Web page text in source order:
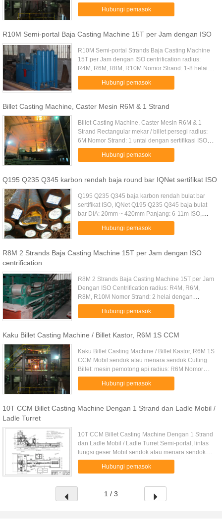
sertifikasi ISO Deskripsi: 1. Dasar siaga parameter
teknis: Radius mesin ...
Hubungi pemasok
R10M Semi-portal Baja Casting Machine 15T per Jam dengan ISO
R10M Semi-portal Strands Baja Casting Machine
15T per Jam dengan ISO centrification radius:
R4M, R6M, R8M, R10M Nomor Strand: 1-8 helai
dengan sertifikasi ISO desain canggih operasi
yang aman Deskripsi: 1. ...
Hubungi pemasok
Billet Casting Machine, Caster Mesin R6M & 1 Strand
Billet Casting Machine, Caster Mesin R6M & 1
Strand Rectangular mekar / billet persegi radius:
6M Nomor Strand: 1 untai dengan sertifikasi ISO
Kami dapat menghasilkan kualitas tinggi mesin
pengecoran kontinyu ...
Hubungi pemasok
Q195 Q235 Q345 karbon rendah baja round bar IQNet sertifikat ISO
Q195 Q235 Q345 baja karbon rendah bulat bar
sertifikat ISO, IQNet Q195 Q235 Q345 baja bulat
bar DIA: 20mm ~ 420mm Panjang: 6-11m ISO,
sertifikat IQNet Sertifikat mutu pasokan 1. kualitas
tinggi bar baja bulat: ...
Hubungi pemasok
R8M 2 Strands Baja Casting Machine 15T per Jam dengan ISO
centrification
R8M 2 Strands Baja Casting Machine 15T per Jam
Dengan ISO Centrification radius: R4M, R6M,
R8M, R10M Nomor Strand: 2 helai dengan
sertifikasi ISO desain canggih operasi yang aman
Deskripsi: 1. Dasar siaga ...
Hubungi pemasok
Kaku Billet Casting Machine / Billet Kastor, R6M 1S CCM
Kaku Billet Casting Machine / Billet Kastor, R6M 1S
CCM Mobil sendok atau menara sendok Cutting
Billet: mesin pemotong api radius: R6M Nomor
Strand: 1 untai dengan sertifikasi ISO Deskripsi: 1.
Dasar siaga ...Hubungi pemasok
10T CCM Billet Casting Machine Dengan 1 Strand dan Ladle Mobil /
Ladle Turret
10T CCM Billet Casting Machine Dengan 1 Strand
dan Ladle Mobil / Ladle Turret Semi-portal, lintas
fungsi geser Mobil sendok atau menara sendok
radius: 6m Nomor Strand: 1 untai dengan
sertifikasi ISO Kami dapat ...
Hubungi pemasok
1 / 3